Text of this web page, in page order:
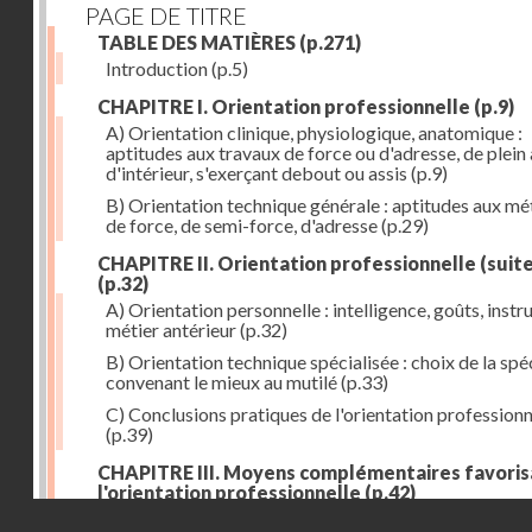
PAGE DE TITRE
TABLE DES MATIÈRES (p.271)
Introduction(p.5)
CHAPITRE I. Orientation professionnelle (p.9)
A) Orientation clinique, physiologique, anatomique :
aptitudes aux travaux de force ou d'adresse, de plein
d'intérieur, s'exerçant debout ou assis (p.9)
B) Orientation technique générale : aptitudes aux
de force, de semi-force, d'adresse(p.29)
CHAPITRE II. Orientation professionnelle
(p.32)
A) Orientation personnelle : intelligence, goûts,
métier antérieur(p.32)
B) Orientation technique spécialisée : choix de la
convenant le mieux au mutilé(p.33)
C) Conclusions pratiques de l'orientation
(p.39)
CHAPITRE III. Moyens complémentaires
l'orientation professionnelle (p.42)